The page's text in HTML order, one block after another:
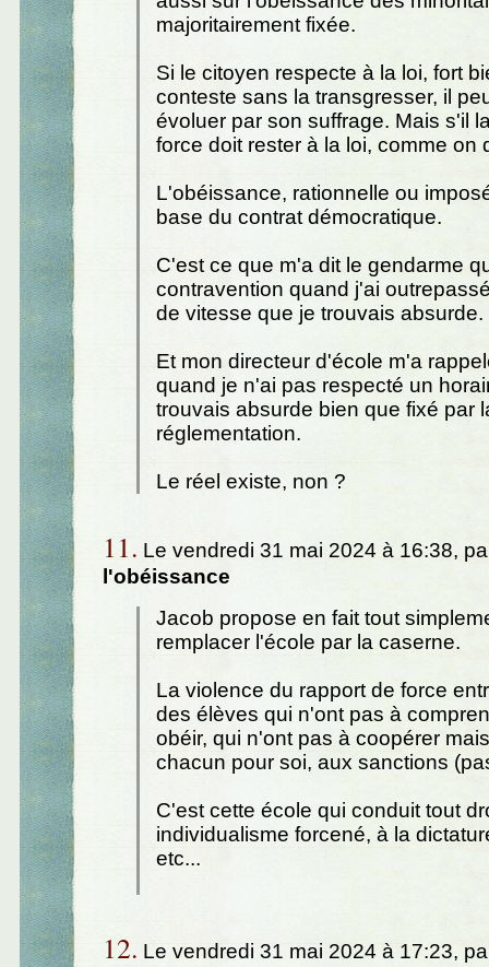
majoritairement fixée.
Si le citoyen respecte à la loi, fort
conteste sans la transgresser, il
évoluer par son suffrage. Mais s'il
force doit rester à la loi, comme on
L'obéissance, rationnelle ou
base du contrat démocratique.
C'est ce que m'a dit le gendarme
contravention quand j'ai
de vitesse que je trouvais absurde.
Et mon directeur d'école m'a
quand je n'ai pas respecté un
trouvais absurde bien que fixé par
réglementation.
Le réel existe, non ?
11. Le vendredi 31 mai 2024 à 16:38,
l'obéissance
Jacob propose en fait tout
remplacer l'école par la caserne.
La violence du rapport de force
des élèves qui n'ont pas à
obéir, qui n'ont pas à coopérer
chacun pour soi, aux sanctions
C'est cette école qui conduit tout
individualisme forcené, à la
etc...
12. Le vendredi 31 mai 2024 à 17:23,